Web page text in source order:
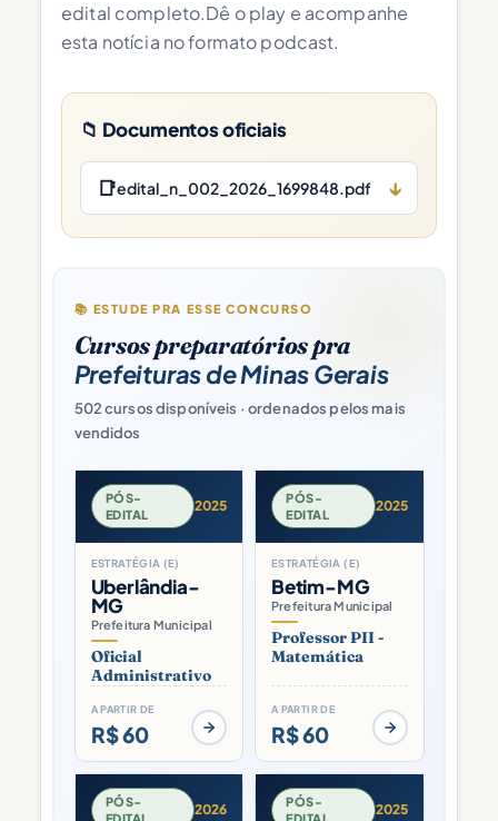
edital completo.Dê o play e acompanhe
esta notícia no formato podcast.
📁 Documentos oficiais
📑edital_n_002_2026_1699848.pdf ↓
📚 ESTUDE PRA ESSE CONCURSO
Cursos preparatórios pra
Prefeituras de Minas Gerais
502 cursos disponíveis · ordenados pelos mais
vendidos
PÓS-
EDITAL
2025
ESTRATÉGIA (E)
Uberlândia-
MG
Prefeitura Municipal
Oficial
Administrativo
A PARTIR DE
R$ 60
PÓS-
EDITAL
2025
ESTRATÉGIA (E)
Betim-MG
Prefeitura Municipal
Professor PII -
Matemática
A PARTIR DE
R$ 60
PÓS-
EDITAL
2026
PÓS-
EDITAL
2025